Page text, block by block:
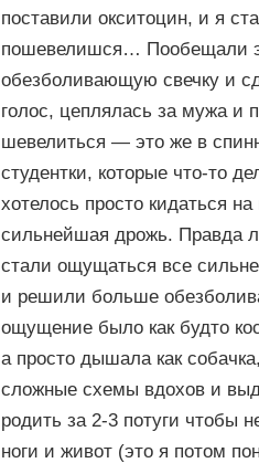
поставили окситоцин, и я
пошевелишся… Пообещали
обезболивающую свечку и
голос, цеплялась за мужа и
шевелиться — это же в
студентки, которые что-то
хотелось просто кидаться
сильнейшая дрожь. Правда
стали ощущаться все
и решили больше
ощущение было как будто
а просто дышала как
сложные схемы вдохов и
родить за 2-3 потуги чтобы
ноги и живот (это я потом